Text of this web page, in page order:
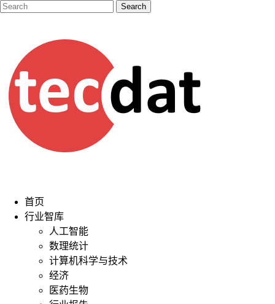
首页
行业智库
人工智能
数理统计
计算机科学与技术
经济
医药生物